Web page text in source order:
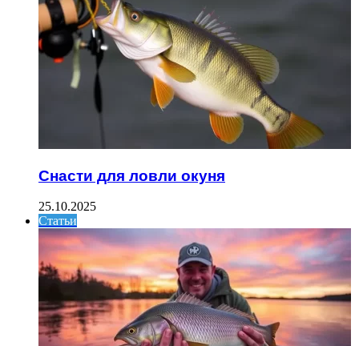
Снасти для ловли окуня
25.10.2025
Статьи